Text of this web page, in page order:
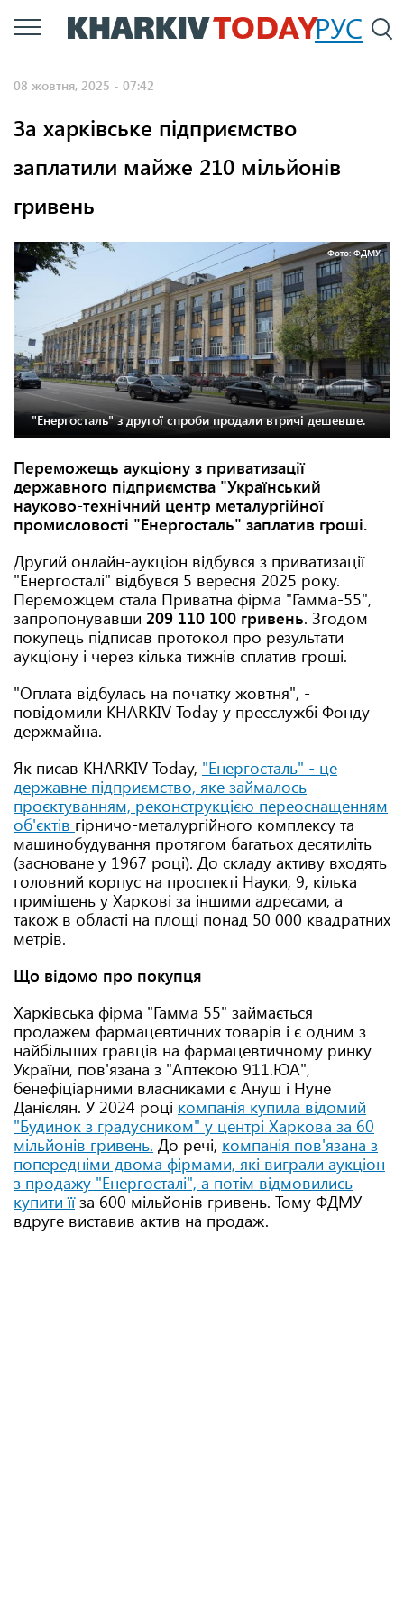
Перейти
до
РУС
08 жовтня, 2025 - 07:42
За харківське підприємство
заплатили майже 210 мільйонів
гривень
Фото: ФДМУ.
"Енергосталь" з другої спроби продали втричі дешевше.
Переможещь аукціону з приватизації
державного підприємства "Український
науково-технічний центр металургійної
промисловості "Енергосталь" заплатив гроші.
Другий онлайн-аукціон відбувся з приватизації
"Енергосталі" відбувся 5 вересня 2025 року.
Переможцем стала Приватна фірма "Гамма-55",
запропонувавши 209 110 100 гривень. Згодом
покупець підписав протокол про результати
аукціону і через кілька тижнів сплатив гроші.
"Оплата відбулась на початку жовтня", -
повідомили KHARKIV Today у пресслужбі Фонду
держмайна.
Як писав KHARKIV Today, "Енергосталь" - це
державне підприємство, яке займалось
проєктуванням, реконструкцією переоснащенням
об'єктів гірничо-металургійного комплексу та
машинобудування протягом багатьох десятиліть
(засноване у 1967 році). До складу активу входять
головний корпус на проспекті Науки, 9, кілька
приміщень у Харкові за іншими адресами, а
також в області на площі понад 50 000 квадратних
метрів.
Що відомо про покупця
Харківська фірма "Гамма 55" займається
продажем фармацевтичних товарів і є одним з
найбільших гравців на фармацевтичному ринку
України, пов'язана з "Аптекою 911.ЮА",
бенефіціарними власниками є Ануш і Нуне
Данієлян. У 2024 році компанія купила відомий
"Будинок з градусником" у центрі Харкова за 60
мільйонів гривень. До речі, компанія пов'язана з
попередніми двома фірмами, які виграли аукціон
з продажу "Енергосталі", а потім відмовились
купити їїза 600 мільйонів гривень. Тому ФДМУ
вдруге виставив актив на продаж.